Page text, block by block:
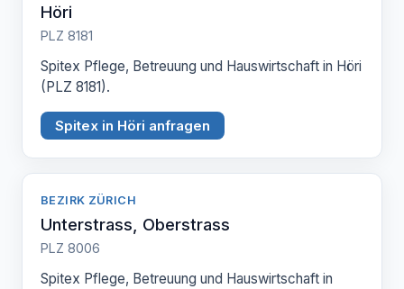
Höri
PLZ 8181
Spitex Pflege, Betreuung und Hauswirtschaft in Höri
(PLZ 8181).
Spitex in Höri anfragen
BEZIRK ZÜRICH
Unterstrass, Oberstrass
PLZ 8006
Spitex Pflege, Betreuung und Hauswirtschaft in